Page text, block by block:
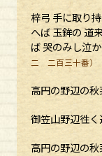
梓弓 手に取り
へば 玉鉾の 道
ば 哭のみし泣
二 二百三十番）
高円の野辺の
御笠山野辺徃
高円の野辺の